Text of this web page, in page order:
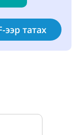
ээр татах